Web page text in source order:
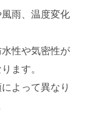
雨、温度変化
性や気密性が
ます。
よって異なり